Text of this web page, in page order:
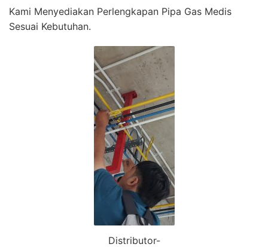
Kami Menyediakan Perlengkapan Pipa Gas Medis
Sesuai Kebutuhan.
Distributor-